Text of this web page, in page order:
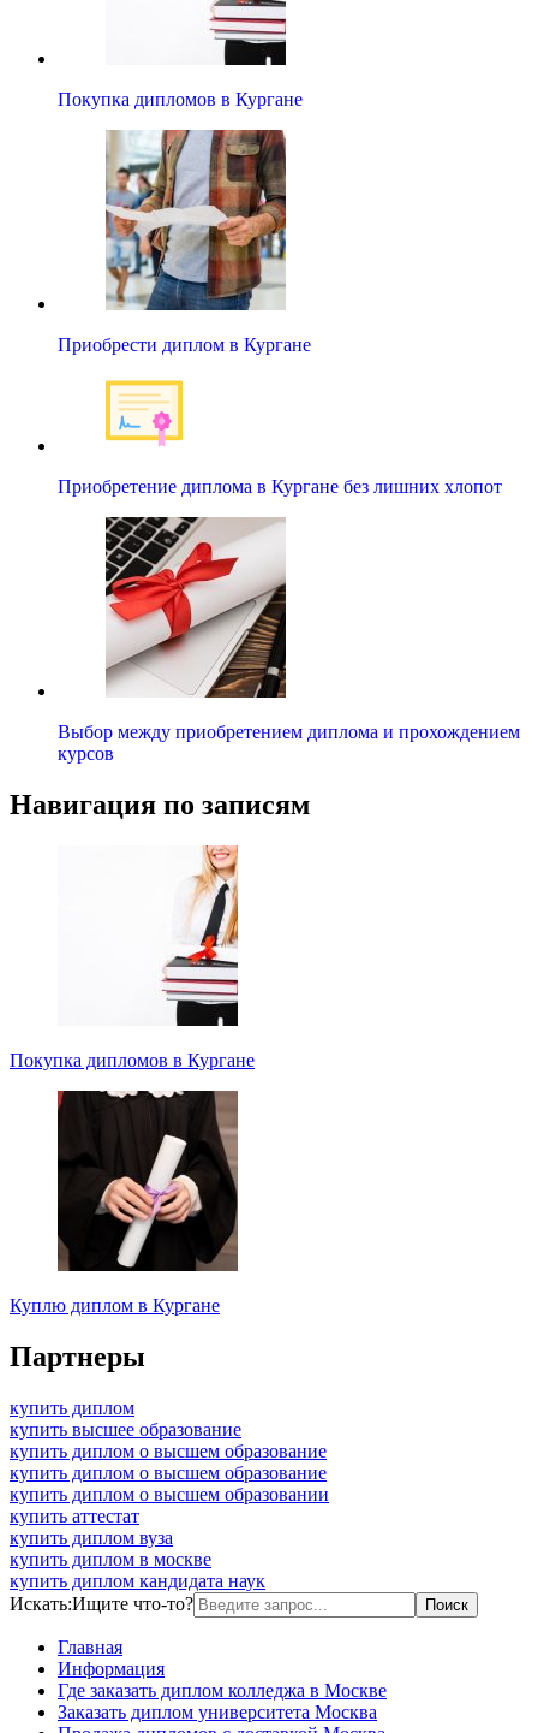
Покупка дипломов в Кургане
Приобрести диплом в Кургане
Приобретение диплома в Кургане без лишних хлопот
Выбор между приобретением диплома и прохождением
курсов
Навигация по записям
Покупка дипломов в Кургане
Куплю диплом в Кургане
Партнеры
купить диплом
купить высшее образование
купить диплом о высшем образование
купить диплом о высшем образование
купить диплом о высшем образовании
купить аттестат
купить диплом вуза
купить диплом в москве
купить диплом кандидата наук
Искать:Ищите что-то?
Главная
Информация
Где заказать диплом колледжа в Москве
Заказать диплом университета Москва